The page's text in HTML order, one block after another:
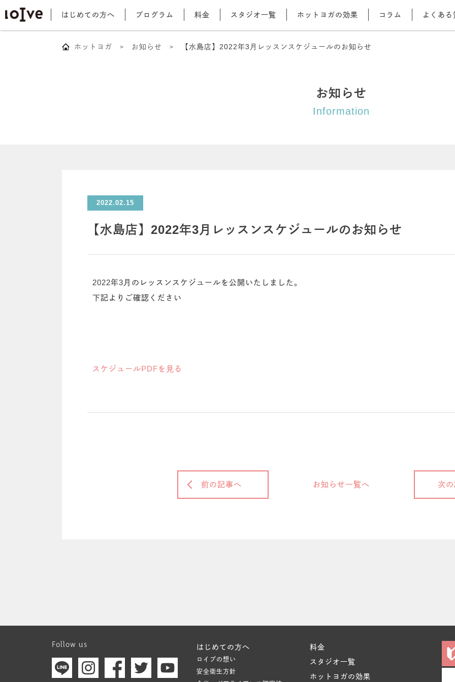
はじめての方へ プログラム 料金 スタジオ一覧 ホットヨガの効果 コラム よくある
ホットヨガ お知らせ 【水島店】2022年3月レッスンスケジュールのお知らせ
お知らせ
Information
2022.02.15
【水島店】2022年3月レッスンスケジュールのお知らせ
2022年3月のレッスンスケジュールを公開いたしました。
下記よりご確認ください
スケジュールPDFを見る
前の記事へ お知らせ一覧へ 次
Follow us はじめての方へ
ロイブの想い
安全衛生方針
料金
スタジオ一覧
ホットヨガの効果